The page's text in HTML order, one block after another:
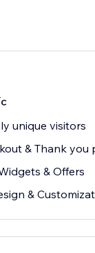
unique visitors
& Thank you
& Offers
&